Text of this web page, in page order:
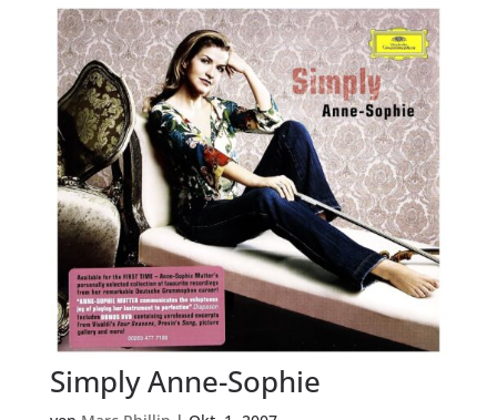
Simply Anne-Sophie